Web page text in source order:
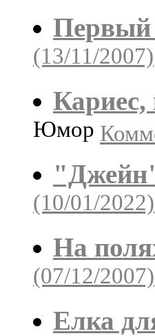
Первый
(13/11/2007)
Кариес,
Юмор
(10/01/2022)
На
(07/12/2007)
Елка